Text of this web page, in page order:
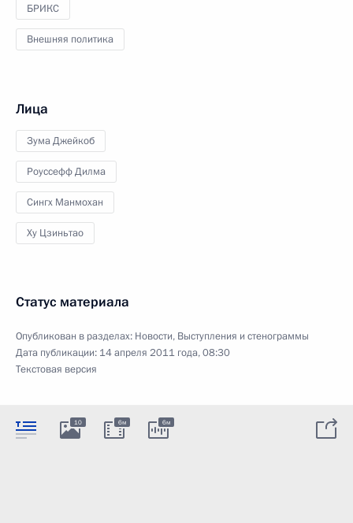
БРИКС
Внешняя политика
Лица
Зума Джейкоб
Роуссефф Дилма
Сингх Манмохан
Ху Цзиньтао
Статус материала
Опубликован в разделах: Новости, Выступления и стенограммы
Дата публикации: 14 апреля 2011 года, 08:30
Текстовая версия
10 6м 6м